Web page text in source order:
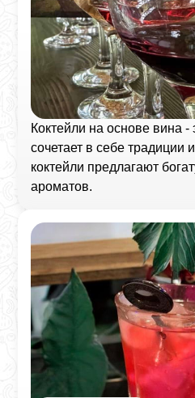
Коктейли на основе вина -
сочетает в себе
коктейли предлагают
ароматов.